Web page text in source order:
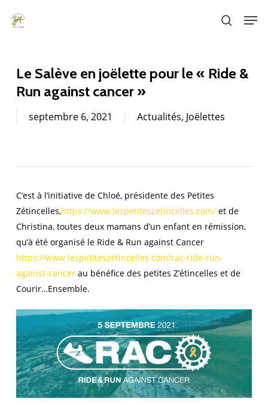
search
Le Salève en joëlette pour le « Ride &
Run against cancer »
septembre 6, 2021 Actualités, Joëlettes
C’est à l’initiative de Chloé, présidente des Petites
Zétincelles,https://www.lespetiteszetincelles.com/et de
Christina, toutes deux mamans d’un enfant en rémission,
qu’à été organisé le Ride & Run against Cancer
https://www.lespetiteszetincelles.com/rac-ride-run-
against-cancerau bénéfice des petites Z’étincelles et de
Courir…Ensemble.